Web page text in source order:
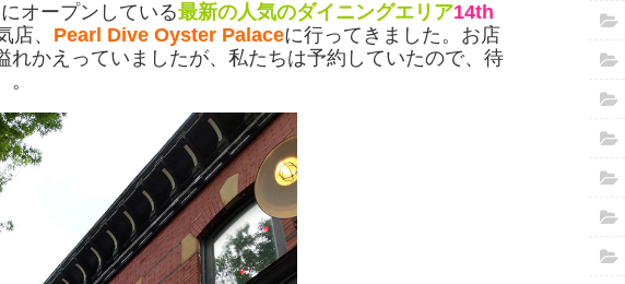
オープンしている最新の人気のダイニングエリア14th
店、 Pearl Dive Oyster Palaceに行ってきました。お店
かえっていましたが、私たちは予約していたので、待